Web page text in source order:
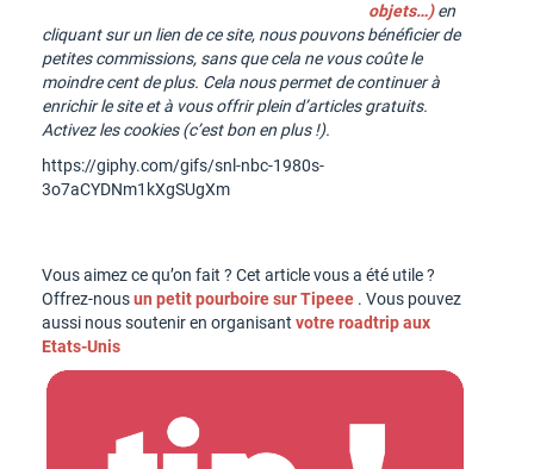
objets…)en
cliquant sur un lien de ce site, nous pouvons bénéficier de
petites commissions, sans que cela ne vous coûte le
moindre cent de plus. Cela nous permet de continuer à
enrichir le site et à vous offrir plein d’articles gratuits.
Activez les cookies (c’est bon en plus !).
https://giphy.com/gifs/snl-nbc-1980s-
3o7aCYDNm1kXgSUgXm
Vous aimez ce qu’on fait ? Cet article vous a été utile ?
Offrez-nousun petit pourboire sur Tipeee . Vous pouvez
aussi nous soutenir en organisant votre roadtrip aux
Etats-Unis